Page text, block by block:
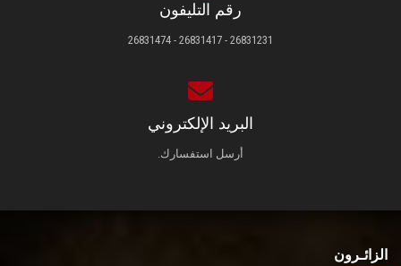
رقم التليفون
26831231 - 26831417 - 26831474
البريد الإلكتروني
أرسل استفسارك.
الزائـرون